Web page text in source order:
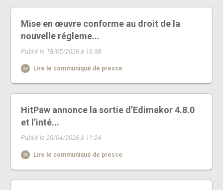
Mise en œuvre conforme au droit de la
nouvelle régleme...
Publié le 18/05/2026 à 16:38
Lire le communiqué de presse
HitPaw annonce la sortie d’Edimakor 4.8.0
et l’inté...
Publié le 20/04/2026 à 11:24
Lire le communiqué de presse